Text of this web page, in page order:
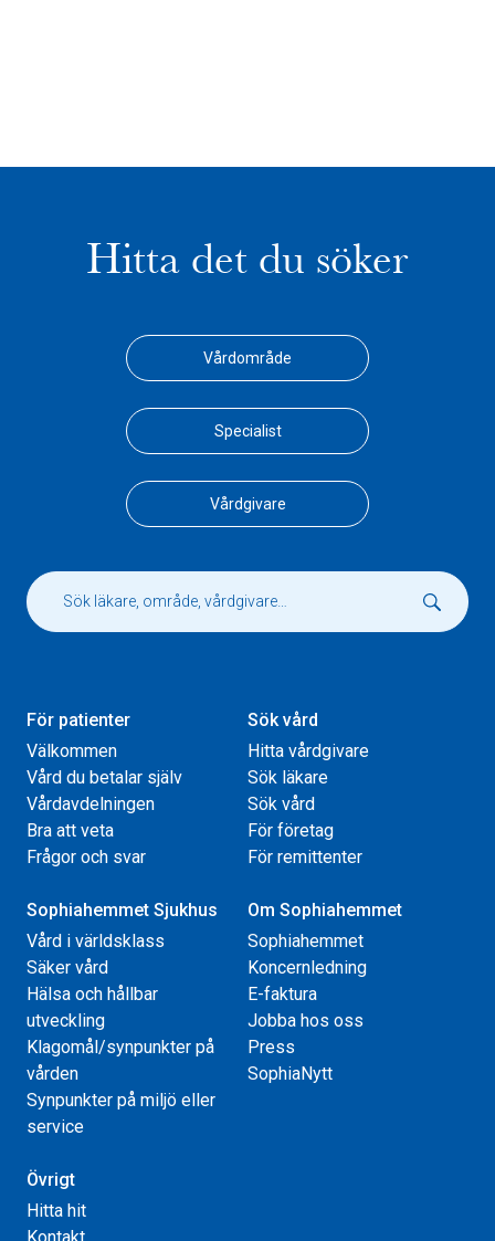
Hitta det du söker
Vårdområde
Specialist
Vårdgivare
För patienter
Välkommen
Vård du betalar själv
Vårdavdelningen
Bra att veta
Frågor och svar
Sök vård
Hitta vårdgivare
Sök läkare
Sök vård
För företag
För remittenter
Sophiahemmet Sjukhus
Vård i världsklass
Säker vård
Hälsa och hållbar
utveckling
Klagomål/synpunkter på
vården
Synpunkter på miljö eller
service
Om Sophiahemmet
Sophiahemmet
Koncernledning
E-faktura
Jobba hos oss
Press
SophiaNytt
Övrigt
Hitta hit